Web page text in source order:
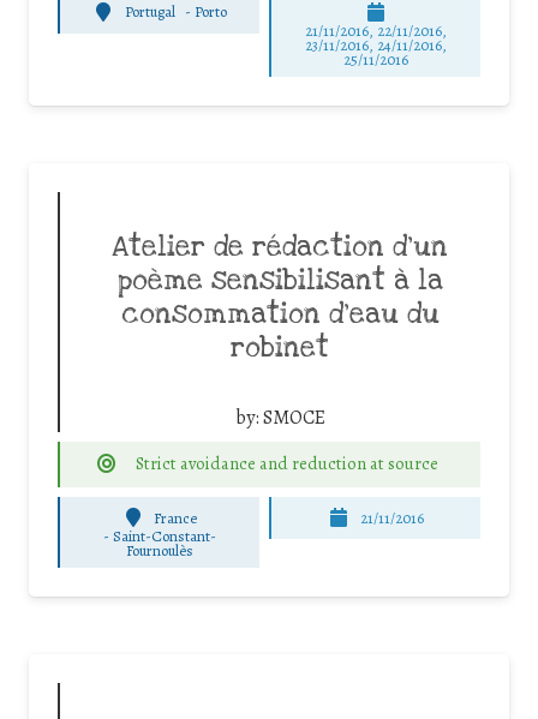
Portugal - Porto
21/11/2016, 22/11/2016,
23/11/2016, 24/11/2016,
25/11/2016
Atelier de rédaction d’un
poème sensibilisant à la
consommation d’eau du
robinet
by:SMOCE
Strict avoidance and reduction at source
France
- Saint-Constant-
Fournoulès
21/11/2016